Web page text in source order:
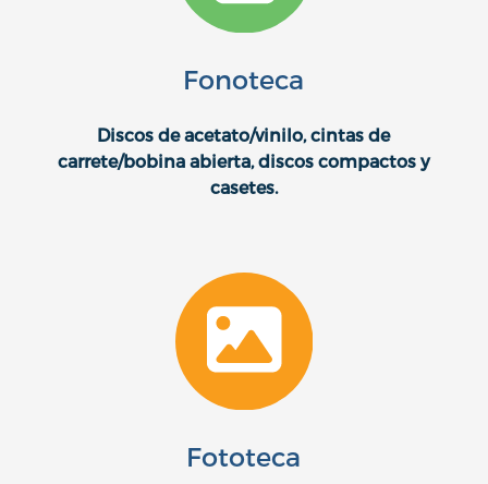
Fonoteca
Discos de acetato/vinilo, cintas de
carrete/bobina abierta, discos compactos y
casetes.
Fototeca